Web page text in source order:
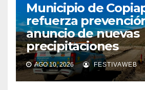
Municipio de
refuerza
anuncio de nuevas
precipitaciones
AGO 10, 2026 FESTIVAWEB